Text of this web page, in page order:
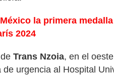
la primera
2024
Trans Nzoia, en el
urgencia al Hospital